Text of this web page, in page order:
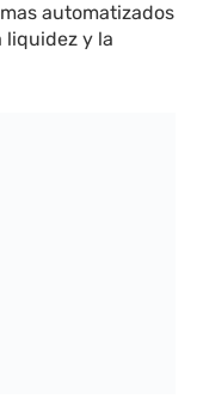
automatizados
liquidez y la